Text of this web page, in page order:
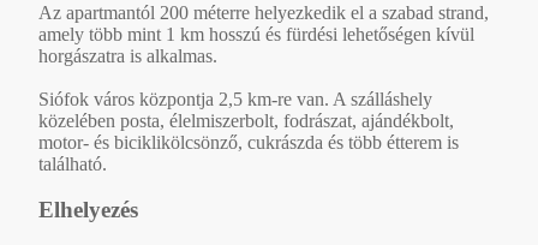
Az apartmantól 200 méterre helyezkedik el a szabad strand,
amely több mint 1 km hosszú és fürdési lehetőségen kívül
horgászatra is alkalmas.
Siófok város központja 2,5 km-re van. A szálláshely
közelében posta, élelmiszerbolt, fodrászat, ajándékbolt,
motor- és biciklikölcsönző, cukrászda és több étterem is
található.
Elhelyezés